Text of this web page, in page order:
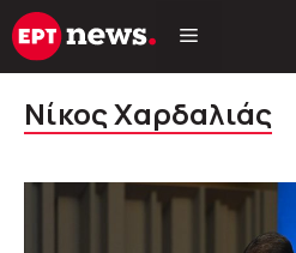
Μετάβαση
σε
Νίκος Χαρδαλιάς